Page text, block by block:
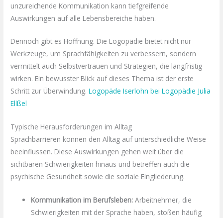
unzureichende Kommunikation kann tiefgreifende
Auswirkungen auf alle Lebensbereiche haben.
Dennoch gibt es Hoffnung. Die Logopädie bietet nicht nur
Werkzeuge, um Sprachfähigkeiten zu verbessern, sondern
vermittelt auch Selbstvertrauen und Strategien, die langfristig
wirken. Ein bewusster Blick auf dieses Thema ist der erste
Schritt zur Überwindung.Logopäde Iserlohn bei Logopädie Julia
Ellßel
Typische Herausforderungen im Alltag
Sprachbarrieren können den Alltag auf unterschiedliche Weise
beeinflussen. Diese Auswirkungen gehen weit über die
sichtbaren Schwierigkeiten hinaus und betreffen auch die
psychische Gesundheit sowie die soziale Eingliederung.
Kommunikation im Berufsleben: Arbeitnehmer, die
Schwierigkeiten mit der Sprache haben, stoßen häufig